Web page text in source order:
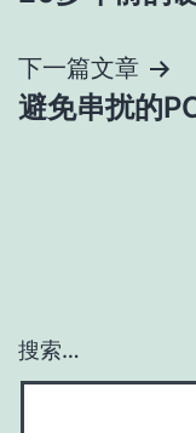
章
导
航
下一篇文章
避免串扰的
搜索…